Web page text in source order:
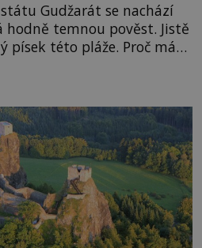
Gudžarát se nachází
hodně temnou pověst. Jistě
písek této pláže. Proč má
Nakolik jsou
došlo k nevysvětlitelným
na pláž Dumas ve městě